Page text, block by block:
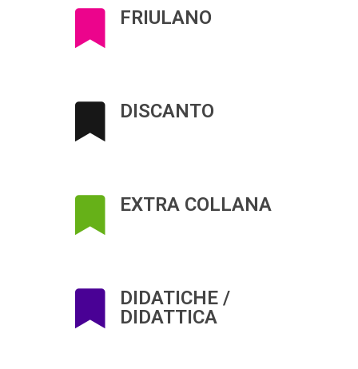
FRIULANO
DISCANTO
EXTRA COLLANA
DIDATICHE /
DIDATTICA